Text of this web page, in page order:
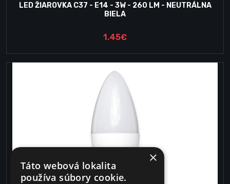
LED ŽIAROVKA C37 - E14 - 3W - 260 LM - NEUTRÁLNA
BIELA
1.45€
×
Táto webová lokalita
používa súbory cookie.